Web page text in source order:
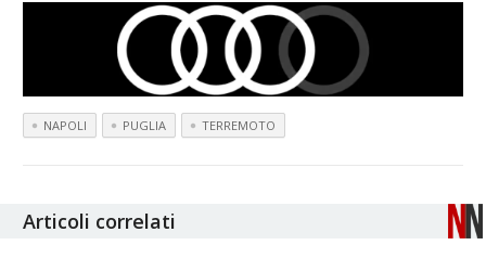
NAPOLI PUGLIA TERREMOTO
Articoli correlati